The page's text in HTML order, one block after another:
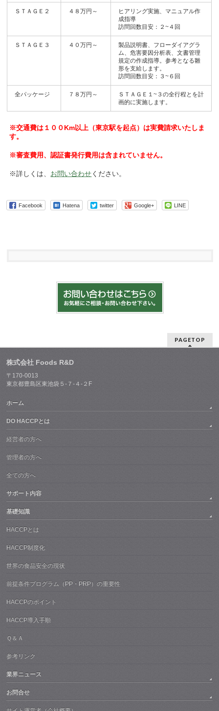
ＳＴＡＧＥ２ ４８万円～
ヒアリング実施、マニュアル作
成指導
訪問回数目安：２~４回
ＳＴＡＧＥ３ ４０万円～
製品説明書、フローダイアグラ
ム、危害要因分析表、文書管理
規定の作成指導。参考となる雛
形を支給します。
訪問回数目安：３~６回
全パッケージ ７８万円～
ＳＴＡＧＥ１~３の全行程とを計
画的に実施します。
※交通費は１００Km以上（東京駅を起点）は実費請求いたしま
す。
※審査費用、認証書発行費用は含まれていません。
※詳しくは、 お問い合わせください。
Facebook Hatena twitter Google+ LINE
PAGETOP
株式会社 Foods R&D
〒170-0013
東京都豊島区東池袋５-７-４-２F
ホーム
DO HACCPとは
経営者の方へ
管理者の方へ
全ての方へ
サポート内容
基礎知識
HACCPとは
HACCP制度化
世界の食品安全の現状
前提条件プログラム（PP・PRP）の重要性
HACCPのポイント
HACCP導入手順
Ｑ＆Ａ
参考リンク
業界ニュース
お問合せ